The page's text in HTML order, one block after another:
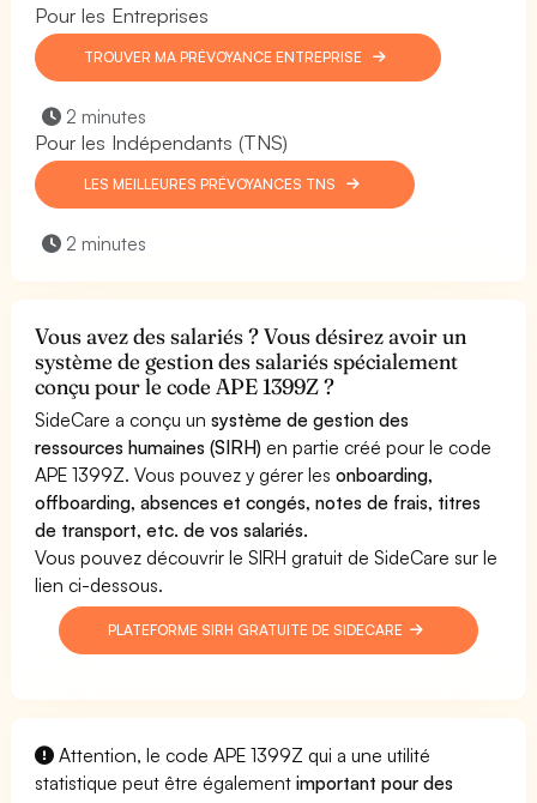
Pour les Entreprises
TROUVER MA PRÉVOYANCE ENTREPRISE
2 minutes
Pour les Indépendants (TNS)
LES MEILLEURES PRÉVOYANCES TNS
2 minutes
Vous avez des salariés ? Vous désirez avoir un
système de gestion des salariés spécialement
conçu pour le code APE 1399Z ?
SideCare a conçu unsystème de gestion des
ressources humaines (SIRH) en partie créé pour le code
APE 1399Z. Vous pouvez y gérer lesonboarding,
offboarding, absences et congés, notes de frais, titres
de transport, etc. de vos salariés.
Vous pouvez découvrir le SIRH gratuit de SideCare sur le
lien ci-dessous.
PLATEFORME SIRH GRATUITE DE SIDECARE
Attention, le code APE 1399Z qui a une utilité
statistique peut être égalementimportant pour des